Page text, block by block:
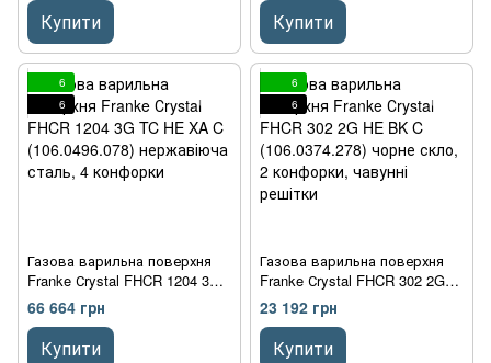
конфорок
Купити
конфорки
Купити
6
6
Газова варильна поверхня
Franke Сrystal FHCR 1204 3G
TC HE XA C (106.0496.078)
нержавіюча сталь, 4
конфорки
66 664 грн
Купити
6
6
Газова варильна поверхня
Franke Сrystal FHCR 302 2G
HE BK C (106.0374.278) чорне
скло, 2 конфорки, чавунні
решітки
23 192 грн
Купити